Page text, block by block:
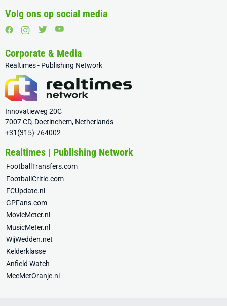
Volg ons op social media
Corporate & Media
Realtimes - Publishing Network
Innovatieweg 20C
7007 CD, Doetinchem, Netherlands
+31(315)-764002
Realtimes | Publishing Network
FootballTransfers.com
FootballCritic.com
FCUpdate.nl
GPFans.com
MovieMeter.nl
MusicMeter.nl
WijWedden.net
Kelderklasse
Anfield Watch
MeeMetOranje.nl